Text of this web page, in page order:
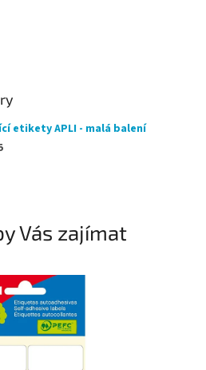
etikety APLI - malá balení
Vás zajímat